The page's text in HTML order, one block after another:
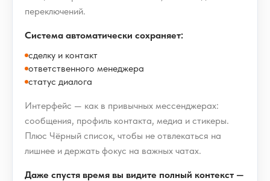
переключений.
Система автоматически сохраняет:
сделку и контакт
ответственного менеджера
статус диалога
Интерфейс — как в привычных мессенджерах:
сообщения, профиль контакта, медиа и стикеры.
Плюс Чёрный список, чтобы не отвлекаться на
лишнее и держать фокус на важных чатах.
Даже спустя время вы видите полный контекст —